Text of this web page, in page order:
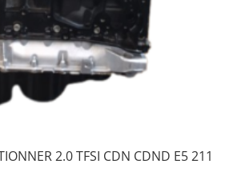
2.0 TFSI CDN CDND E5 211